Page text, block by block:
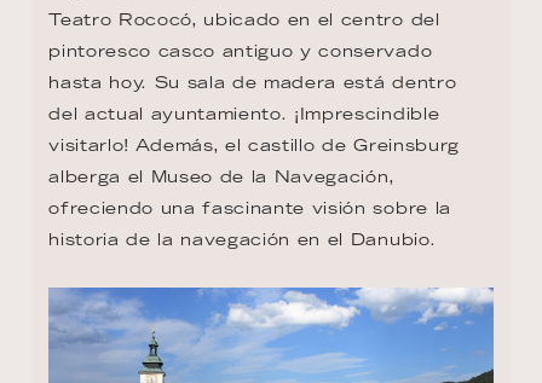
Teatro Rococó, ubicado en el centro del
pintoresco casco antiguo y conservado
hasta hoy. Su sala de madera está dentro
del actual ayuntamiento. ¡Imprescindible
visitarlo! Además, el castillo de Greinsburg
alberga el Museo de la Navegación,
ofreciendo una fascinante visión sobre la
historia de la navegación en el Danubio.